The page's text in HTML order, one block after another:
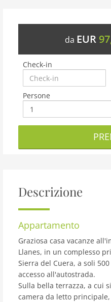
da EUR
Check-in
Persone
Descrizione
Appartamento
Graziosa casa vacanze
Llanes, in un complesso
Sierra del Cuera, a soli
accesso all'autostrada.
Sulla bella terrazza, a cui
camera da letto